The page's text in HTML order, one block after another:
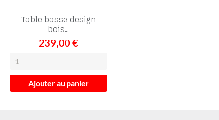
Table basse design
bois...
239,00 €
Ajouter au panier